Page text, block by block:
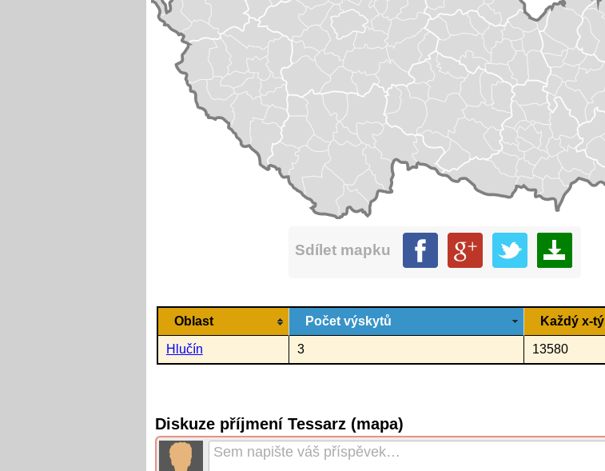
Sdílet mapku
Oblast Počet výskytů Každý x-tý
Hlučín 3 13580
Diskuze příjmení Tessarz (mapa)